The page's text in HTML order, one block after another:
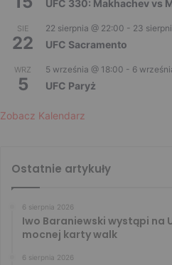
UFC 330: Makhachev vs
SIE
22
22 sierpnia @ 22:00 - 23
UFC Sacramento
WRZ
5
5 września @ 18:00 - 6
UFC Paryż
Zobacz Kalendarz
Ostatnie artykuły
6 sierpnia 2026
Iwo Baraniewski wystąpi na
mocnej karty walk
6 sierpnia 2026